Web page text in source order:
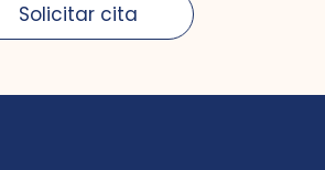
Solicitar cita